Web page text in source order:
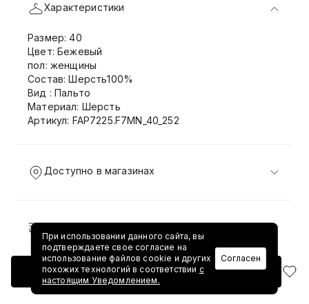
Добавить в корзину
Характеристики
Размер: 40
Цвет: Бежевый
пол: женщины
Состав: Шерсть100%
Вид : Пальто
Материал: Шерсть
Артикул: FAP7225.F7MN_40_252
Доступно в магазинах
Доставка и возврат
При использовании данного сайта, вы
подтверждаете свое согласие на
использование файлов cookie и других
похожих технологий в соответствии с
настоящим Уведомлением.
Согласен